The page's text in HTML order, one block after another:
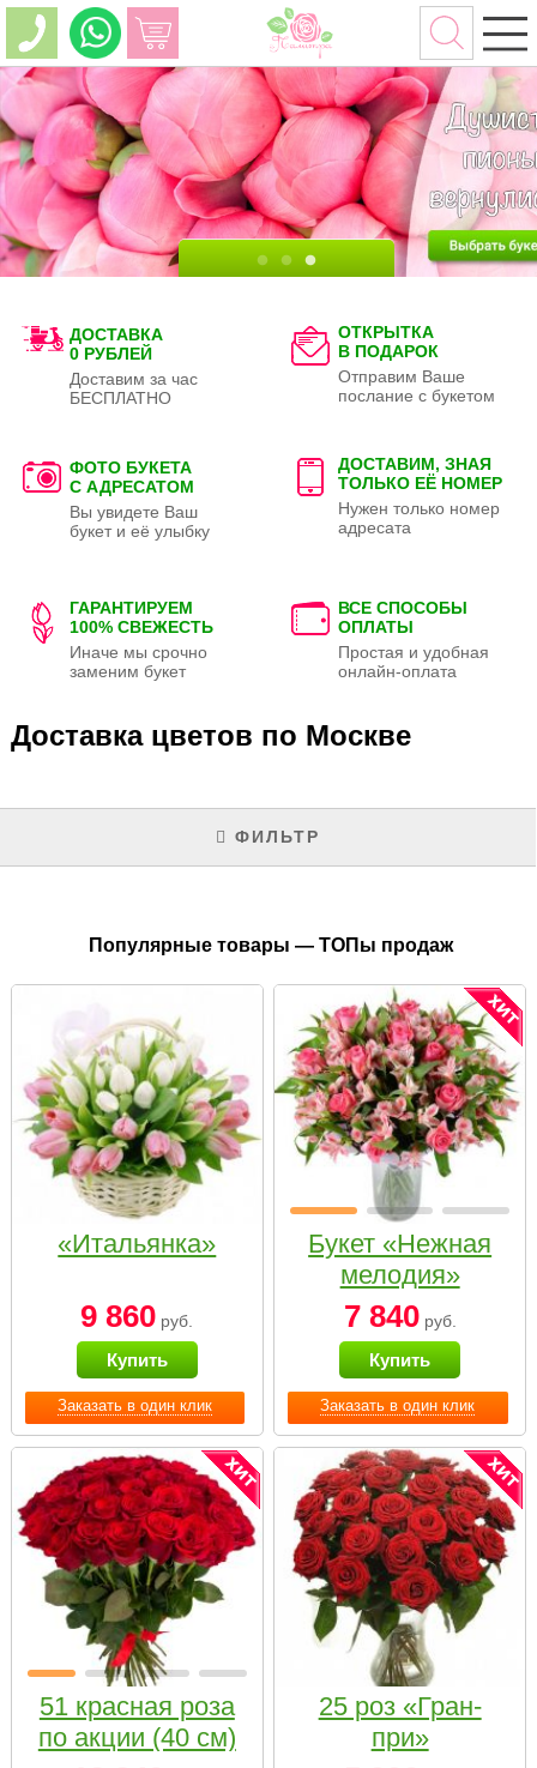
ДОСТАВКА
0 РУБЛЕЙ
Доставим за час
БЕСПЛАТНО
ОТКРЫТКА
В ПОДАРОК
Отправим Ваше
послание с букетом
ФОТО БУКЕТА
С АДРЕСАТОМ
Вы увидете Ваш
букет и её улыбку
ДОСТАВИМ, ЗНАЯ
ТОЛЬКО ЕЁ НОМЕР
Нужен только номер
адресата
ГАРАНТИРУЕМ
100% СВЕЖЕСТЬ
Иначе мы срочно
заменим букет
ВСЕ СПОСОБЫ
ОПЛАТЫ
Простая и удобная
онлайн-оплата
Доставка цветов по Москве
ФИЛЬТР
Популярные товары — ТОПы продаж
Заказать в один клик
«Итальянка»
9 860 руб.
Купить
Заказать в один клик
Букет «Нежная
мелодия»
7 840руб.
Купить
51 красная роза
по акции (40 см)
25 роз «Гран-
при»